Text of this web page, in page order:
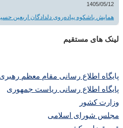
1405/05/12
همایش باشکوه پیاده‌روی دلدادگان اربعین
لینک های مستقیم
پایگاه اطلاع رسانی مقام معظم رهبری
پایگاه اطلاع رسانی ریاست جمهوری
وزارت کشور
مجلس شورای اسلامی